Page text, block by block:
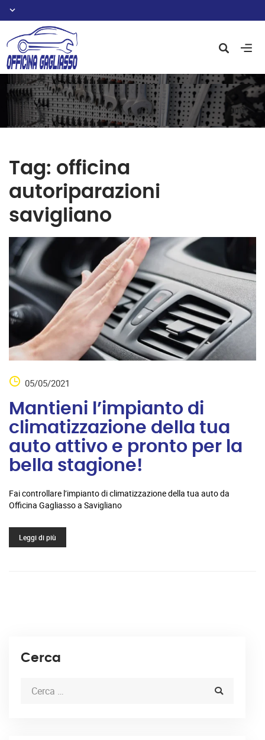
Tag: officina
autoriparazioni
savigliano
05/05/2021
Mantieni l’impianto di
climatizzazione della tua
auto attivo e pronto per la
bella stagione!
Fai controllare l’impianto di climatizzazione della tua auto da
Officina Gagliasso a Savigliano
Leggi di più
Cerca